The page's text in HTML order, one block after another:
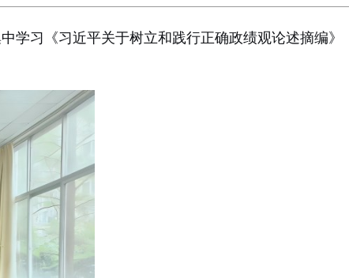
习《习近平关于树立和践行正确政绩观论述摘编》